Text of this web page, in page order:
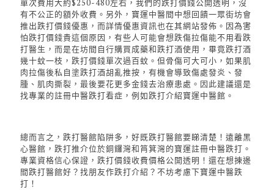
單次費用大約$250-480左右， 我們的跌打價錢公開透明，沒
有不公正的額外收費。另外，寶運中醫間中想回饋一眾街坊會
推出跌打價錢優惠，而詳情優惠資訊也在其網站發佈。因為害
怕跌打價錢貴這個原因，有些人可能會想跌傷拉傷能不用看跌
打醫生，而是在坊間自行購買成藥和跌打酒使用，畢竟跌打酒
幾十蚊一枝，跌打價錢單次過百蚊 。但骨傷可大可小，如果肌
肉拉傷後私自塗跌打酒胡亂推按，有機會導致傷處發炎、發
腫、肌肉撕裂，最後要花更多金錢去治療患處。因此建議還是
找專業的註冊中醫跌打看症，例如跌打介紹寶運中醫館。
總而言之，跌打醫館陷阱多，好既跌打醫館要睇清楚！遠離黑
心醫館， 跌打推介位於銅鑼灣和筲箕灣的寶運註冊中醫跌打。
專業資格信心保證， 跌打價錢收費價格公開透明！還在想揀邊
間跌打醫館好？ 找朋友作跌打介紹？ 不坊考慮下寶運中醫跌
打！